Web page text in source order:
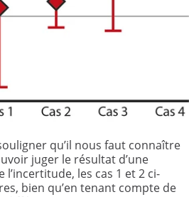
qu’il nous faut connaître
juger le résultat d’une
l’incertitude, les cas 1 et 2 ci-
bien qu’en tenant compte de